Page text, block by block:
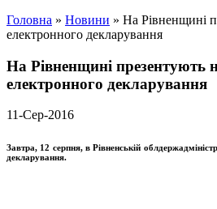
Головна » Новини » На Рівненщині
електронного декларування
На Рівненщині презентують
електронного декларування
11-Сер-2016
Завтра, 12 серпня, в Рівненській
декларування.